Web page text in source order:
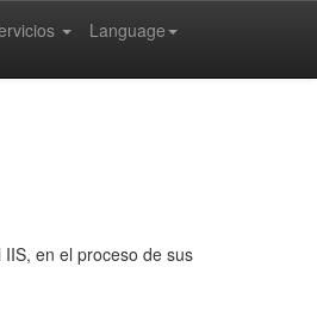
Language
en el proceso de sus